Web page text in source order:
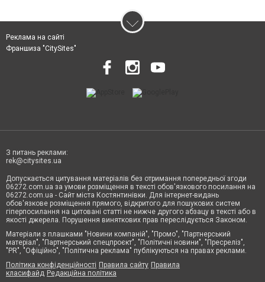
Реклама на сайті
Франшиза "CitySites"
З питань реклами:
rek@citysites.ua
Допускається цитування матеріалів без отримання попередньої згоди
06272.com.ua за умови розміщення в тексті обов'язкового посилання на
06272.com.ua - Сайт міста Костянтинівки. Для інтернет-видань
обов'язкове розміщення прямого, відкритого для пошукових систем
гіперпосилання на цитовані статті не нижче другого абзацу в тексті або в
якості джерела. Порушення виняткових прав переслідується Законом.
Матеріали з плашками "Новини компаній", "Промо", "Партнерський
матеріал", "Партнерський спецпроєкт", "Політичні новини", "Пресреліз",
"PR", "Офіційно", "Політична реклама" публікуються на правах реклами.
Політика конфіденційності Правила сайту Правила
класифайд Редакційна політика